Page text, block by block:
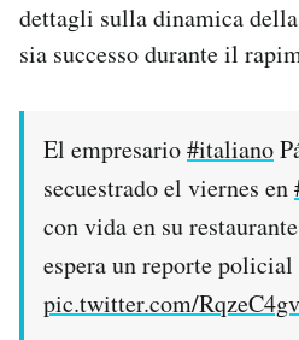
dettagli sulla dinamica
sia successo durante il
El empresario#italiano
secuestrado el viernes en
con vida en su
espera un reporte policial
pic.twitter.com/